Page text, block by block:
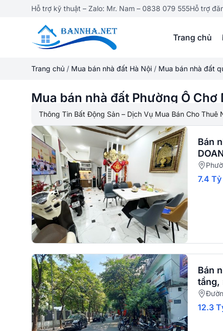
Hỗ trợ kỹ thuật – Zalo: Mr. Nam – 0838 079 555Hỗ trợ
Trang chủ
Trang chủ / Mua bán nhà đất Hà Nội / Mua bán nhà đất
Mua bán nhà đất Phường Ô Chợ
Thông Tin Bất Động Sản – Dịch Vụ Mua Bán Cho Thuê
Bán
7.4 Tỷ
Bán
tầng,
12.3